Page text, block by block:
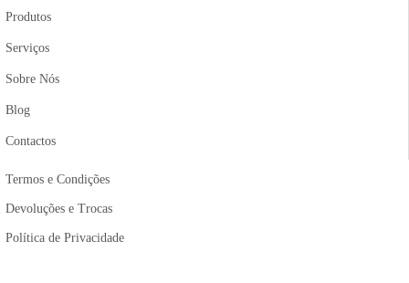
Produtos
Serviços
Sobre Nós
Blog
Contactos
Termos e Condições
Devoluções e Trocas
Política de Privacidade